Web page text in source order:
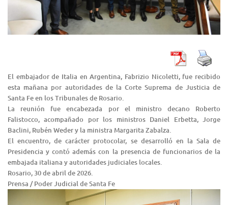
El embajador de Italia en Argentina, Fabrizio Nicoletti, fue recibido
esta mañana por autoridades de la Corte Suprema de Justicia de
Santa Fe en los Tribunales de Rosario.
La reunión fue encabezada por el ministro decano Roberto
Falistocco, acompañado por los ministros Daniel Erbetta, Jorge
Baclini, Rubén Weder y la ministra Margarita Zabalza.
El encuentro, de carácter protocolar, se desarrolló en la Sala de
Presidencia y contó además con la presencia de funcionarios de la
embajada italiana y autoridades judiciales locales.
Rosario, 30 de abril de 2026.
Prensa / Poder Judicial de Santa Fe